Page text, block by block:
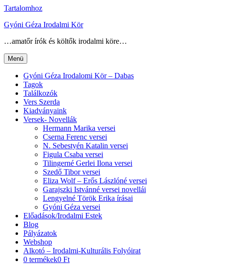
Tartalomhoz
Gyóni Géza Irodalmi Kör
…amatőr írók és költők irodalmi köre…
Menü
Gyóni Géza Irodalomi Kör – Dabas
Tagok
Találkozók
Vers Szerda
Kiadványaink
Versek- Novellák
Hermann Marika versei
Cserna Ferenc versei
N. Sebestyén Katalin versei
Figula Csaba versei
Tilingerné Gerlei Ilona versei
Szedő Tibor versei
Eliza Wolf – Erős Lászlóné versei
Garajszki Istvánné versei novellái
Lengyelné Török Erika írásai
Gyóni Géza versei
Előadások/Irodalmi Estek
Blog
Pályázatok
Webshop
Alkotó – Irodalmi-Kulturális Folyóirat
0 termékek0 Ft